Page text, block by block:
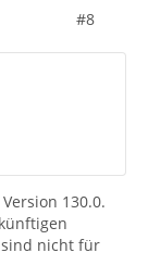
#8
130.0.
sind nicht für